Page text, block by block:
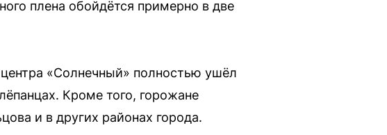
плена обойдётся примерно в две
«Солнечный» полностью ушёл
Кроме того, горожане
и в других районах города.